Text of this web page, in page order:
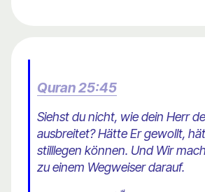
Quran 25:45
Siehst du nicht, wie dein Herr
ausbreitet? Hätte Er gewollt,
stilllegen können. Und Wir
zu einem Wegweiser darauf.